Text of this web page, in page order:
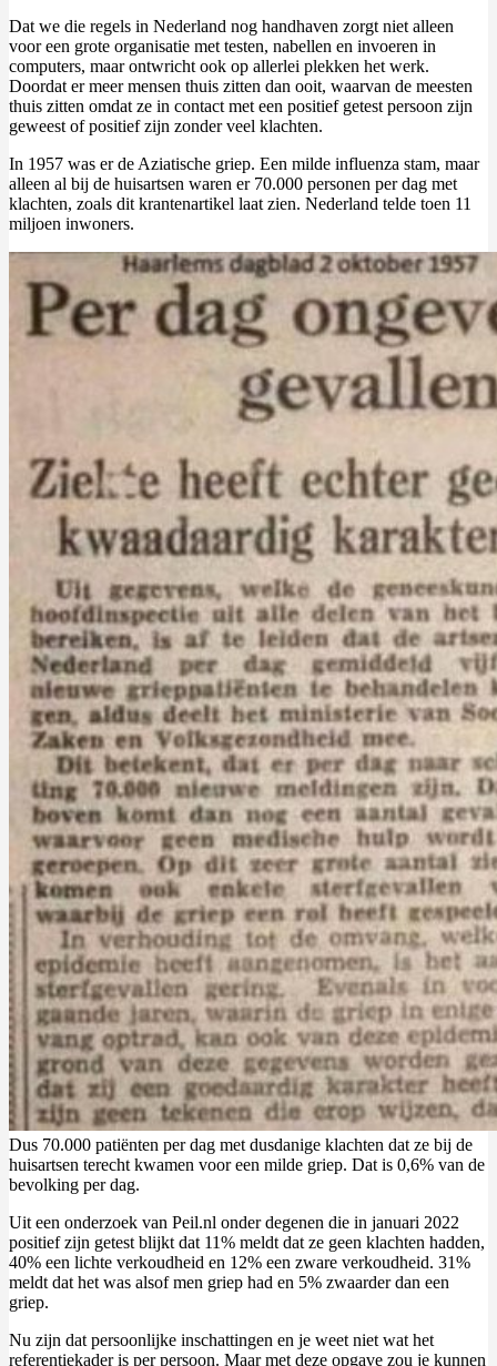
Dat we die regels in Nederland nog handhaven zorgt niet alleen
voor een grote organisatie met testen, nabellen en invoeren in
computers, maar ontwricht ook op allerlei plekken het werk.
Doordat er meer mensen thuis zitten dan ooit, waarvan de meesten
thuis zitten omdat ze in contact met een positief getest persoon zijn
geweest of positief zijn zonder veel klachten.
In 1957 was er de Aziatische griep. Een milde influenza stam, maar
alleen al bij de huisartsen waren er 70.000 personen per dag met
klachten, zoals dit krantenartikel laat zien. Nederland telde toen 11
miljoen inwoners.
Dus 70.000 patiënten per dag met dusdanige klachten dat ze bij de
huisartsen terecht kwamen voor een milde griep. Dat is 0,6% van de
bevolking per dag.
Uit een onderzoek van Peil.nl onder degenen die in januari 2022
positief zijn getest blijkt dat 11% meldt dat ze geen klachten hadden,
40% een lichte verkoudheid en 12% een zware verkoudheid. 31%
meldt dat het was alsof men griep had en 5% zwaarder dan een
griep.
Nu zijn dat persoonlijke inschattingen en je weet niet wat het
referentiekader is per persoon. Maar met deze opgave zou je kunnen